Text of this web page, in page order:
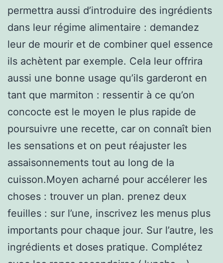
permettra aussi d’introduire des ingrédients
dans leur régime alimentaire : demandez
leur de mourir et de combiner quel essence
ils achètent par exemple. Cela leur offrira
aussi une bonne usage qu’ils garderont en
tant que marmiton : ressentir à ce qu’on
concocte est le moyen le plus rapide de
poursuivre une recette, car on connaît bien
les sensations et on peut réajuster les
assaisonnements tout au long de la
cuisson.Moyen acharné pour accélerer les
choses : trouver un plan. prenez deux
feuilles : sur l’une, inscrivez les menus plus
importants pour chaque jour. Sur l’autre, les
ingrédients et doses pratique. Complétez